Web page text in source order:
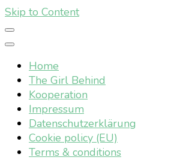
Skip to Content
Home
The Girl Behind
Kooperation
Impressum
Datenschutzerklärung
Cookie policy (EU)
Terms & conditions